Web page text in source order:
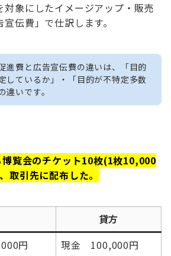
対象にしたイメージアップ・販売
伝費」で仕訳します。
進費と広告宣伝費の違いは、「目的
しているか」・「目的が不特定多数
違いです。
覧会のチケット10枚(1枚10,000
取引先に配布した。
貸方
円
現金 100,000円